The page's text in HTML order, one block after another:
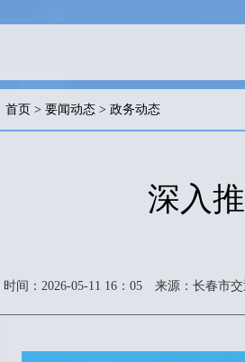
首页 > 要闻动态 > 政务动态
深入
时间：2026-05-11 16：05 来源：长春市